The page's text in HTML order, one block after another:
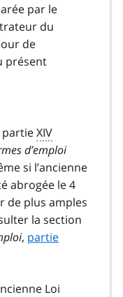
par le
du
de
présent
partieXIV
d’emploi
si l’ancienne
abrogée le 4
de plus amples
la section
, partie
Loi